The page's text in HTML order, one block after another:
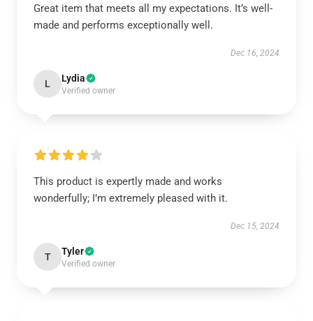
Great item that meets all my expectations. It’s well-
made and performs exceptionally well.
Dec 16, 2024
L Lydia
Verified owner
This product is expertly made and works
wonderfully; I’m extremely pleased with it.
Dec 15, 2024
T Tyler
Verified owner